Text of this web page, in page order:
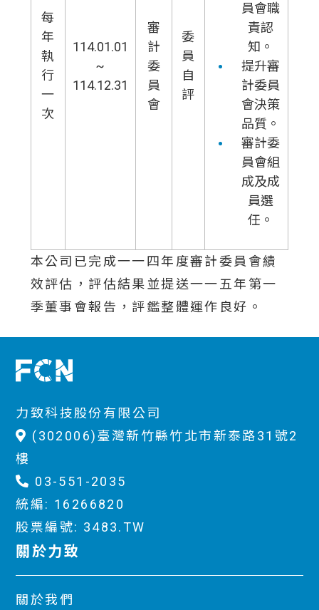
每
年
執
行
一
次
114.01.01
~
114.12.31
審
計
委
員
會
委
員
自
評
員會職
責認
知。
提升審
計委員
會決策
品質。
審計委
員會組
成及成
員選
任。
本公司已完成一一四年度審計委員會績
效評估，評估結果並提送一一五年第一
季董事會報告，評鑑整體運作良好。
力致科技股份有限公司
(302006)臺灣新竹縣竹北市新泰路31號2
樓
03-551-2035
統編: 16266820
股票編號: 3483.TW
關於力致
關於我們